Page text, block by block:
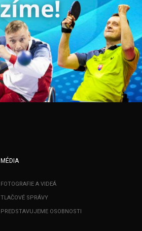
MÉDIA
FOTOGRAFIE A VIDEÁ
TLAČOVÉ SPRÁVY
PREDSTAVUJEME OSOBNOSTI